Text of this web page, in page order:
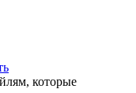
которые